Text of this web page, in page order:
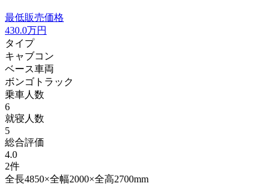
最低販売価格
430.0万円
タイプ
キャブコン
ベース車両
ボンゴトラック
乗車人数
6
就寝人数
5
総合評価
4.0
2件
全長4850×全幅2000×全高2700mm